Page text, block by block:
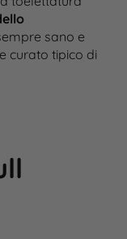
sano e
curato tipico di